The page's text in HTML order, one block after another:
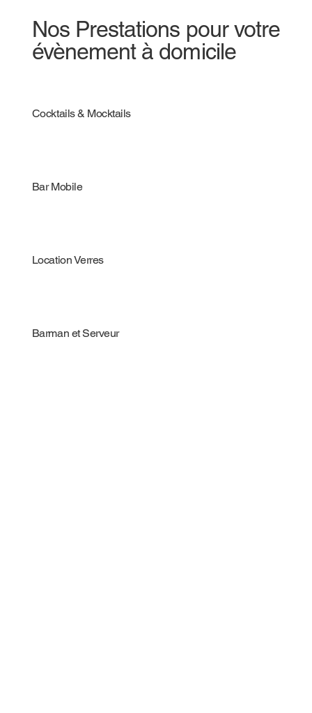
Nos Prestations pour votre
évènement à domicile
Cocktails & Mocktails
Bar Mobile
Location Verres
Barman et Serveur